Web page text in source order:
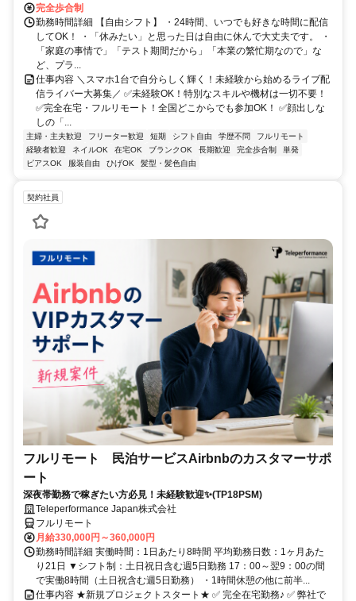
完全歩合制
勤務時間詳細 【自由シフト】 ・24時間、いつでも好きな時間に配信
してOK！ ・「休みたい」と思った日は自由に休んで大丈夫です。 ・
「家庭の事情で」「テスト期間だから」「本業の繁忙期なので」な
ど、プラ...
仕事内容 ＼スマホ1台で自分らしく輝く！未経験から始めるライブ配
信ライバー大募集／ ✅未経験OK！特別なスキルや機材は一切不要！
✅完全在宅・フルリモート！全国どこからでも参加OK！ ✅顔出しな
しの「...
主婦・主夫歓迎 フリーター歓迎 短期 シフト自由 学歴不問
フルリモート
経験者歓迎
ネイルOK 在宅OK ブランクOK 長期歓迎 完全歩合制
単発
ピアスOK
服装自由 ひげOK 髪型・髪色自由
契約社員
フルリモート 民泊サービスAirbnbのカスタマーサポ
ート
深夜帯勤務で稼ぎたい方必見！未経験歓迎✨(TP18PSM)
Teleperformance Japan株式会社
フルリモート
月給330,000円～360,000円
勤務時間詳細 実働時間：1日あたり8時間 平均勤務日数：1ヶ月あた
り21日 ▼シフト制：土日祝日含む週5日勤務 17：00～翌9：00の間
で実働8時間（土日祝含む週5日勤務） ・1時間休憩の他に前半...
仕事内容 ★新規プロジェクトスタート★ ✅ 完全在宅勤務♪ ✅ 弊社で